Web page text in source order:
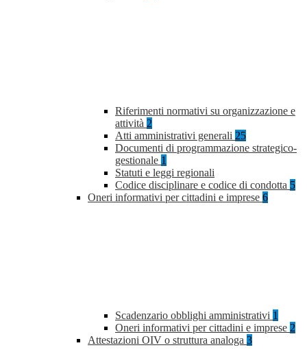
Riferimenti normativi su organizzazione e
attività 2
Atti amministrativi generali 25
Documenti di programmazione strategico-
gestionale 1
Statuti e leggi regionali
Codice disciplinare e codice di condotta 5
Oneri informativi per cittadini e imprese 6
Scadenzario obblighi amministrativi 1
Oneri informativi per cittadini e imprese 2
Attestazioni OIV o struttura analoga 3